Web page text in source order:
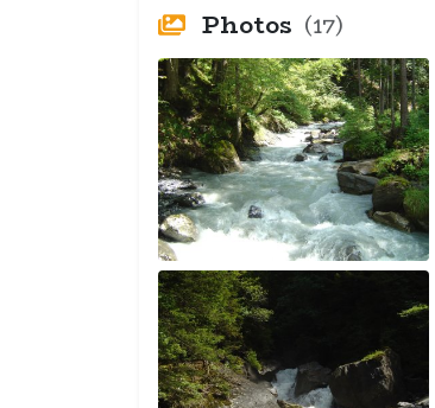
Photos (17)